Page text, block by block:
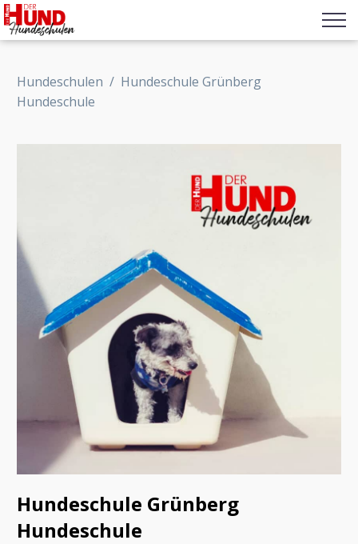
Hundeschulen / Hundeschule Grünberg
Hundeschule
Hundeschule Grünberg
Hundeschule